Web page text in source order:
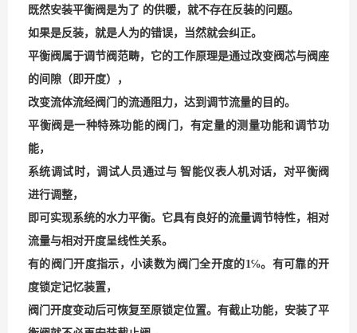
既然安装平衡阀是为了 的供暖，就不存在反装的问题。
如果是反装，就是人为的错误，当然就会纠正。
平衡阀属于调节阀范畴，它的工作原理是通过改变阀芯与阀座
的间隙（即开度），
改变流体流经阀门的流通阻力，达到调节流量的目的。
平衡阀是一种特殊功能的阀门，有定量的测量功能和调节功
能，
系统调试时，调试人员通过与 智能仪表人机对话，对平衡阀
进行调整，
即可实现系统的水力平衡。它具有良好的流量调节特性，相对
流量与相对开度呈线性关系。
有的阀门开度指示，小读数为阀门全开度的1℅。有可靠的开
度锁定记忆装置，
阀门开度变动后可恢复至原锁定位置。有截止功能，安装了平